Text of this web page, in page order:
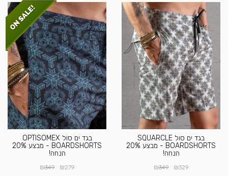
בגד ים סול SQUARCLE
BOARDSHORTS - מבצע 20%
הנחה!
₪329
₪349
בגד ים סול OPTISOMEX
BOARDSHORTS - מבצע 20%
הנחה!
₪279
₪349